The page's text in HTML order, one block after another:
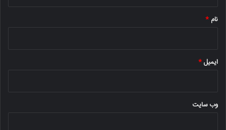
نام *
ایمیل*
وب‌ سایت